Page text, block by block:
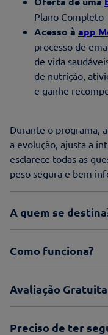
Plano Completo
Acesso à app
processo de
de vida
de nutrição,
e ganhe
Durante o programa,
a evolução, ajusta a
esclarece todas as
peso segura e bem
A quem se
Como funciona?
Avaliação Gratuita
Preciso de ter